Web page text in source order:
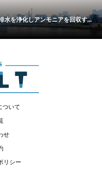
水を浄化しアンモニアを回収す...
ついて
せ
リシー